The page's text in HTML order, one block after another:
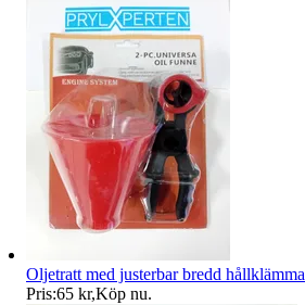
Oljetratt med justerbar bredd hållklämma
Pris:65 kr,Köp nu.